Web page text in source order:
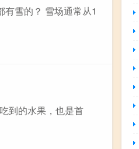
有雪的？ 雪场通常从1
到的水果，也是首